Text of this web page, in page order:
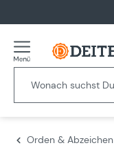
Orden & Abzeichen